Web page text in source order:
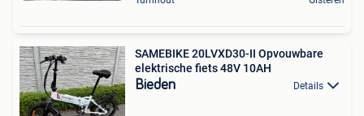
SAMEBIKE 20LVXD30-II Opvouwbare
elektrische fiets 48V 10AH
Bieden Details